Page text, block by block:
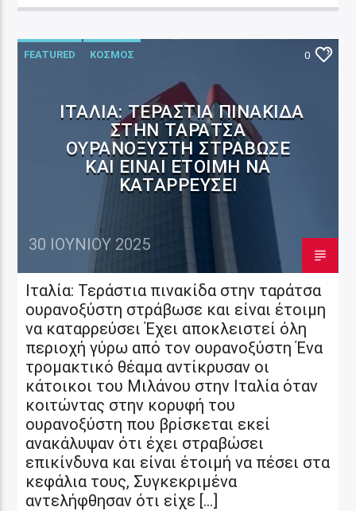
FEATURED ΚΟΣΜΟΣ 0
ΙΤΑΛΊΑ: ΤΕΡΆΣΤΙΑ ΠΙΝΑΚΊΔΑ
ΣΤΗΝ ΤΑΡΆΤΣΑ
ΟΥΡΑΝΟΞΎΣΤΗ ΣΤΡΆΒΩΣΕ
ΚΑΙ ΕΊΝΑΙ ΈΤΟΙΜΗ ΝΑ
ΚΑΤΑΡΡΕΎΣΕΙ
30 ΙΟΥΝΊΟΥ 2025
Ιταλία: Τεράστια πινακίδα στην ταράτσα
ουρανοξύστη στράβωσε και είναι έτοιμη
να καταρρεύσει Έχει αποκλειστεί όλη
περιοχή γύρω από τον ουρανοξύστη Ένα
τρομακτικό θέαμα αντίκρυσαν οι
κάτοικοι του Μιλάνου στην Ιταλία όταν
κοιτώντας στην κορυφή του
ουρανοξύστη που βρίσκεται εκεί
ανακάλυψαν ότι έχει στραβώσει
επικίνδυνα και είναι έτοιμή να πέσει στα
κεφάλια τους, Συγκεκριμένα
αντελήφθησαν ότι είχε […]